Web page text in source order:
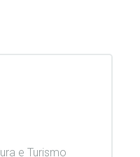
e Turismo